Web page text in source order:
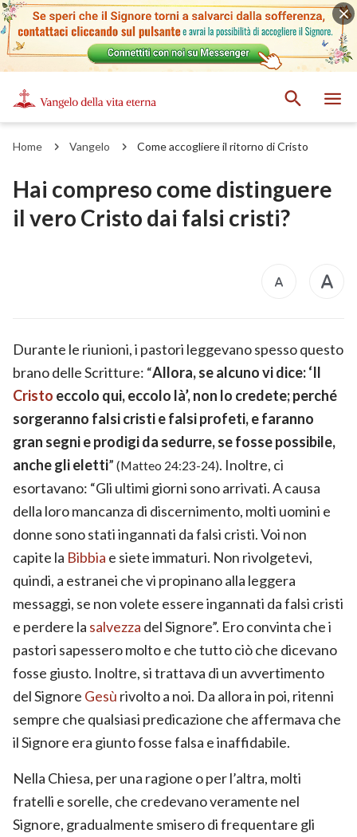
Home Vangelo Come accogliere il ritorno di Cristo
Hai compreso come distinguere
il vero Cristo dai falsi cristi?
Durante le riunioni, i pastori leggevano spesso questo
brano delle Scritture: “Allora, se alcuno vi dice: ‘Il
Cristo eccolo qui, eccolo là’, non lo credete; perché
sorgeranno falsi cristi e falsi profeti, e faranno
gran segni e prodigi da sedurre, se fosse possibile,
anche gli eletti” (Matteo 24:23-24). Inoltre, ci
esortavano: “Gli ultimi giorni sono arrivati. A causa
della loro mancanza di discernimento, molti uomini e
donne sono stati ingannati da falsi cristi. Voi non
capite la Bibbia e siete immaturi. Non rivolgetevi,
quindi, a estranei che vi propinano alla leggera
messaggi, se non volete essere ingannati da falsi cristi
e perdere la salvezza del Signore”. Ero convinta che i
pastori sapessero molto e che tutto ciò che dicevano
fosse giusto. Inoltre, si trattava di un avvertimento
del Signore Gesù rivolto a noi. Da allora in poi, ritenni
sempre che qualsiasi predicazione che affermava che
il Signore era giunto fosse falsa e inaffidabile.
Nella Chiesa, per una ragione o per l’altra, molti
fratelli e sorelle, che credevano veramente nel
Signore, gradualmente smisero di frequentare gli